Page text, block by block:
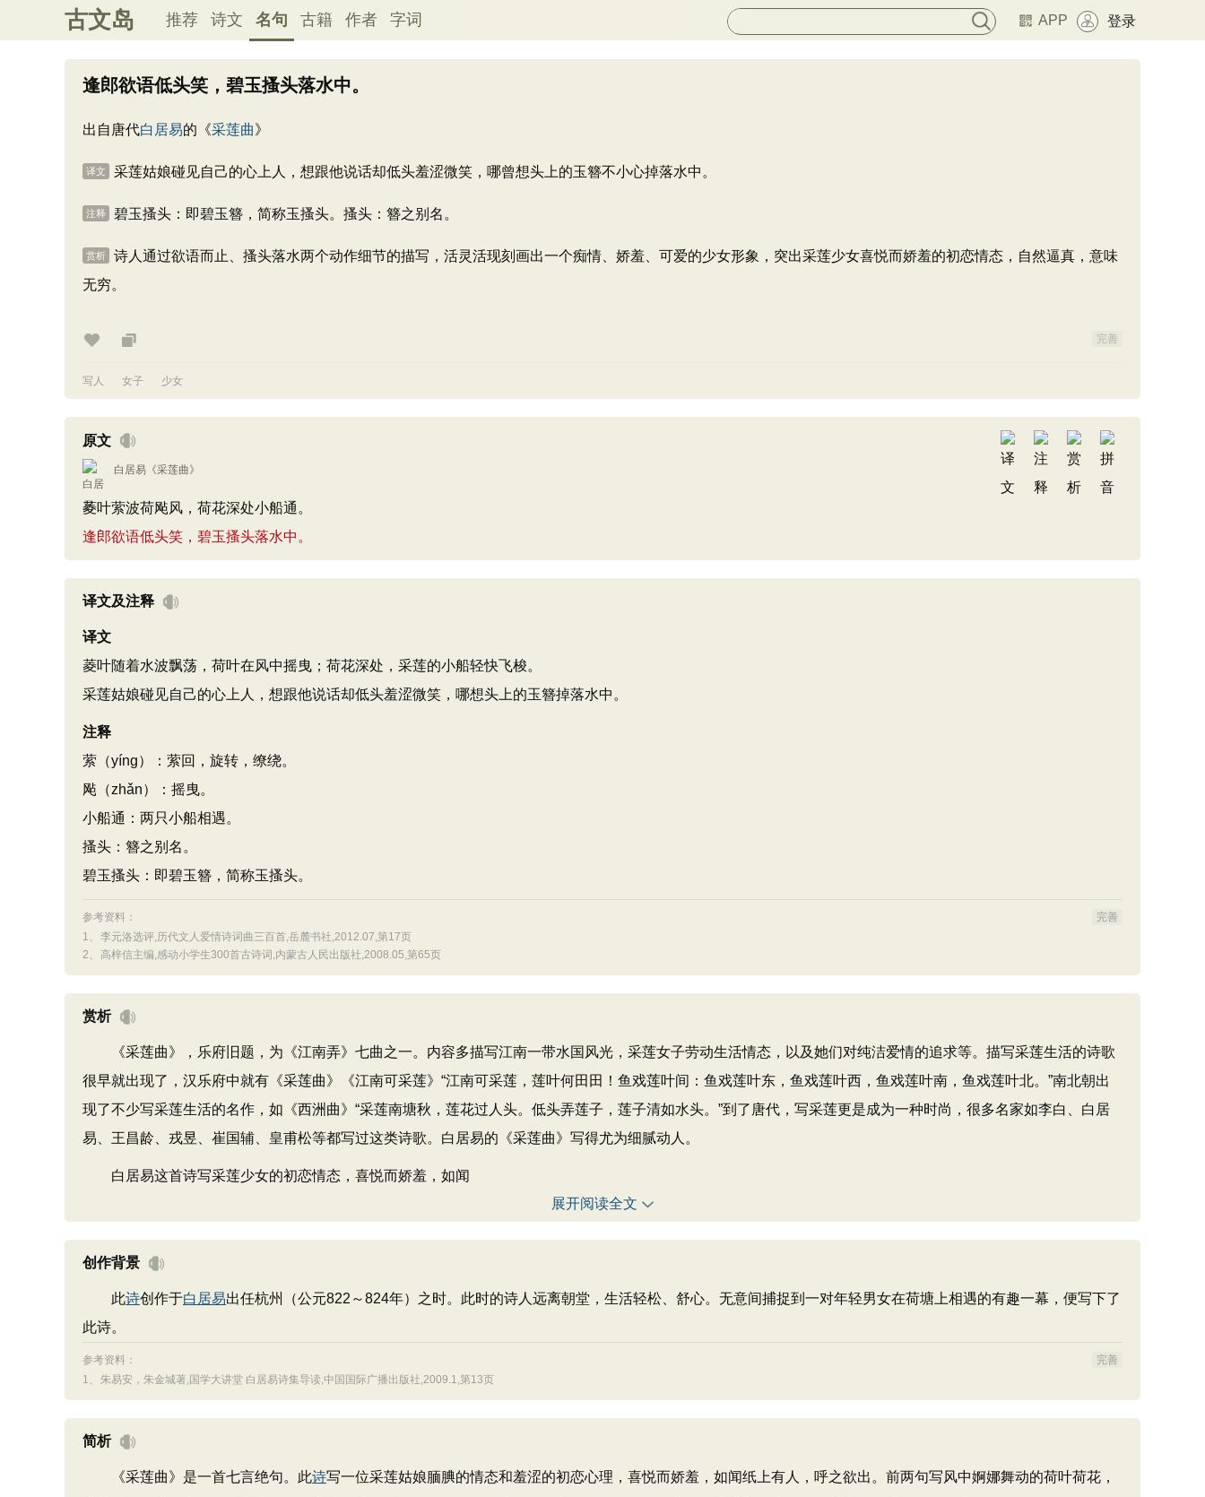
古文岛 推荐 诗文 名句 古籍 作者 字词 APP 登录
逢郎欲语低头笑，碧玉搔头落水中。
出自唐代白居易的《采莲曲》
译文 采莲姑娘碰见自己的心上人，想跟他说话却低头羞涩微笑，哪曾想头上的玉簪不小心掉落水中。
注释 碧玉搔头：即碧玉簪，简称玉搔头。搔头：簪之别名。
赏析
诗人通过欲语而止、搔头落水两个动作细节的描写，活灵活现刻画出一个痴情、娇羞、可爱的少女形象，突出采莲少女喜悦而娇羞的初恋情态，自然逼真，意味
无穷。
完善
写人 女子 少女
原文
白居易 《采莲曲》
菱叶萦波荷飐风，荷花深处小船通。
逢郎欲语低头笑，碧玉搔头落水中。
译文及注释
译文
菱叶随着水波飘荡，荷叶在风中摇曳；荷花深处，采莲的小船轻快飞梭。
采莲姑娘碰见自己的心上人，想跟他说话却低头羞涩微笑，哪想头上的玉簪掉落水中。
注释
萦（yíng）：萦回，旋转，缭绕。
飐（zhǎn）：摇曳。
小船通：两只小船相遇。
搔头：簪之别名。
碧玉搔头：即碧玉簪，简称玉搔头。
参考资料：
完善
1、 李元洛选评,历代文人爱情诗词曲三百首,岳麓书社,2012.07,第17页
2、 高梓信主编,感动小学生300首古诗词,内蒙古人民出版社,2008.05,第65页
赏析
《采莲曲》，乐府旧题，为《江南弄》七曲之一。内容多描写江南一带水国风光，采莲女子劳动生活情态，以及她们对纯洁爱情的追求等。描写采莲生活的诗歌
很早就出现了，汉乐府中就有《采莲曲》《江南可采莲》“江南可采莲，莲叶何田田！鱼戏莲叶间：鱼戏莲叶东，鱼戏莲叶西，鱼戏莲叶南，鱼戏莲叶北。”南北朝出
现了不少写采莲生活的名作，如《西洲曲》“采莲南塘秋，莲花过人头。低头弄莲子，莲子清如水头。”到了唐代，写采莲更是成为一种时尚，很多名家如李白、白居
易、王昌龄、戎昱、崔国辅、皇甫松等都写过这类诗歌。白居易的《采莲曲》写得尤为细腻动人。
白居易这首诗写采莲少女的初恋情态，喜悦而娇羞，如闻
展开阅读全文
创作背景
此诗创作于白居易出任杭州（公元822～824年）之时。此时的诗人远离朝堂，生活轻松、舒心。无意间捕捉到一对年轻男女在荷塘上相遇的有趣一幕，便写下了
此诗。
参考资料：
完善
1、 朱易安，朱金城著,国学大讲堂 白居易诗集导读,中国国际广播出版社,2009.1,第13页
简析
《采莲曲》是一首七言绝句。此诗写一位采莲姑娘腼腆的情态和羞涩的初恋心理，喜悦而娇羞，如闻纸上有人，呼之欲出。前两句写风中婀娜舞动的荷叶荷花，